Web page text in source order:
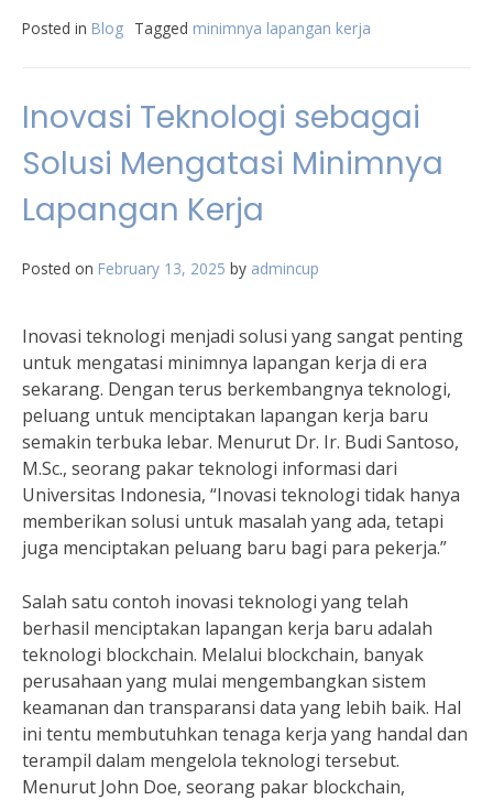
Posted in Blog Tagged minimnya lapangan kerja
Inovasi Teknologi sebagai
Solusi Mengatasi Minimnya
Lapangan Kerja
Posted on February 13, 2025 by admincup
Inovasi teknologi menjadi solusi yang sangat penting
untuk mengatasi minimnya lapangan kerja di era
sekarang. Dengan terus berkembangnya teknologi,
peluang untuk menciptakan lapangan kerja baru
semakin terbuka lebar. Menurut Dr. Ir. Budi Santoso,
M.Sc., seorang pakar teknologi informasi dari
Universitas Indonesia, “Inovasi teknologi tidak hanya
memberikan solusi untuk masalah yang ada, tetapi
juga menciptakan peluang baru bagi para pekerja.”
Salah satu contoh inovasi teknologi yang telah
berhasil menciptakan lapangan kerja baru adalah
teknologi blockchain. Melalui blockchain, banyak
perusahaan yang mulai mengembangkan sistem
keamanan dan transparansi data yang lebih baik. Hal
ini tentu membutuhkan tenaga kerja yang handal dan
terampil dalam mengelola teknologi tersebut.
Menurut John Doe, seorang pakar blockchain,